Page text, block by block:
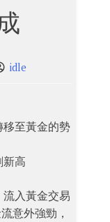
idle
至黃金的勢
新高
入黃金交易
意外強勁，